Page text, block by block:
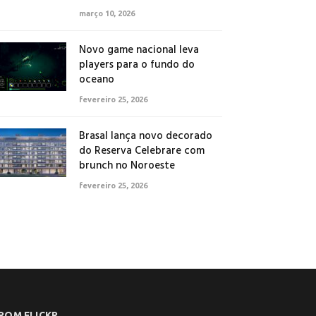
março 10, 2026
Novo game nacional leva
players para o fundo do
oceano
fevereiro 25, 2026
Brasal lança novo decorado
do Reserva Celebrare com
brunch no Noroeste
fevereiro 25, 2026